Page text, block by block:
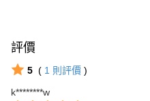
評價
5 ( 1 則評價 )
k********w